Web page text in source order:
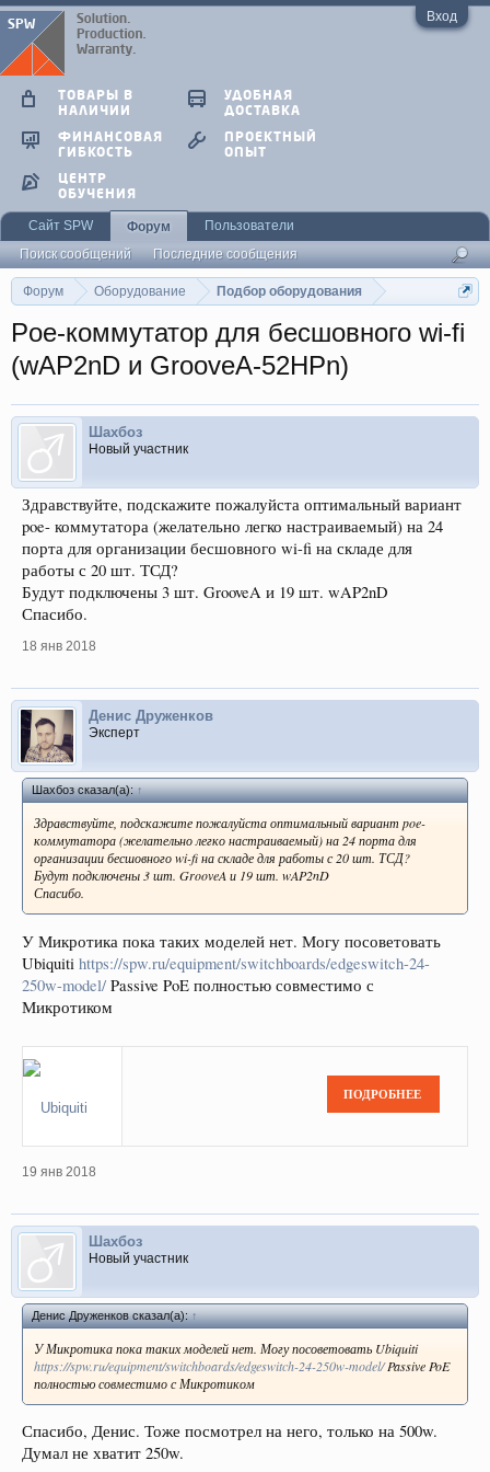
Вход
Форум Оборудование Подбор оборудования
Poe-коммутатор для бесшовного wi-fi
(wAP2nD и GrooveA-52HPn)
Шахбоз
Новый участник
Здравствуйте, подскажите пожалуйста оптимальный вариант
poe- коммутатора (желательно легко настраиваемый) на 24
порта для организации бесшовного wi-fi на складе для
работы с 20 шт. ТСД?
Будут подключены 3 шт. GrooveA и 19 шт. wAP2nD
Спасибо.
18 янв 2018
Денис Друженков
Эксперт
Шахбоз сказал(а):↑
Здравствуйте, подскажите пожалуйста оптимальный вариант poe-
коммутатора (желательно легко настраиваемый) на 24 порта для
организации бесшовного wi-fi на складе для работы с 20 шт. ТСД?
Будут подключены 3 шт. GrooveA и 19 шт. wAP2nD
Спасибо.
У Микротика пока таких моделей нет. Могу посоветовать
Ubiquiti https://spw.ru/equipment/switchboards/edgeswitch-24-
250w-model/ Passive PoE полностью совместимо с
Микротиком
(250W Model)
ПОДРОБНЕЕ
19 янв 2018
Шахбоз
Новый участник
Денис Друженков сказал(а):↑
У Микротика пока таких моделей нет. Могу посоветовать Ubiquiti
https://spw.ru/equipment/switchboards/edgeswitch-24-250w-model/Passive PoE
полностью совместимо с Микротиком
Спасибо, Денис. Тоже посмотрел на него, только на 500w.
Думал не хватит 250w.
ТОВАРЫ В
НАЛИЧИИ
УДОБНАЯ
ДОСТАВКА
ФИНАНСОВАЯ
ГИБКОСТЬ
ПРОЕКТНЫЙ
ОПЫТ
ЦЕНТР
ОБУЧЕНИЯ
Сайт SPW
Форум
Поиск сообщений
Последние сообщения
Пользователи